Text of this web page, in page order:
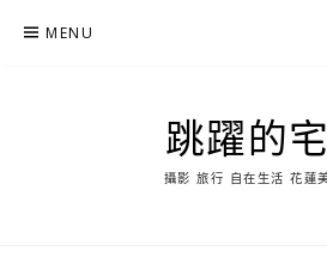
MENU
跳躍的
攝影 旅行 自在生活 花蓮